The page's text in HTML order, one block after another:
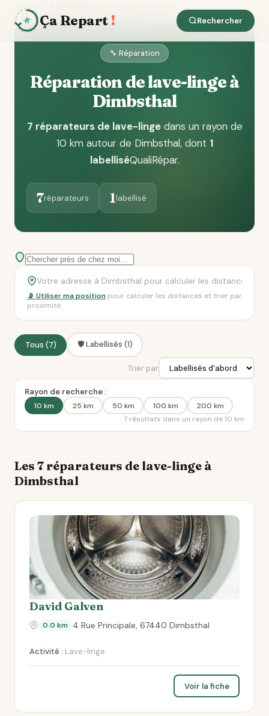
Ça Repart ! Rechercher
🔧 Réparation
Réparation de lave-linge à
Dimbsthal
7 réparateurs de lave-lingedans un rayon de
10 km autour de Dimbsthal, dont 1
labelliséQualiRépar.
7réparateurs 1labellisé
📡 Utiliser ma position pour calculer les distances et trier par
proximité
Tous (7) 🛡️ Labellisés (1)
Trier par
Rayon de recherche :
10 km 25 km 50 km 100 km
200 km
7 résultats dans un rayon de 10 km
Les 7 réparateurs de lave-linge à
Dimbsthal
David Galven
0.0 km 4 Rue Principale, 67440 Dimbsthal
Activité : Lave-linge
Voir la fiche